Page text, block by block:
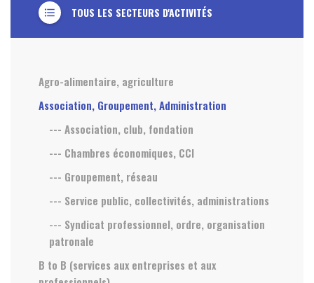
format_list_bulleted TOUS LES SECTEURS D'ACTIVITÉS
Agro-alimentaire, agriculture
Association, Groupement, Administration
--- Association, club, fondation
--- Chambres économiques, CCI
--- Groupement, réseau
--- Service public, collectivités, administrations
--- Syndicat professionnel, ordre, organisation
patronale
B to B (services aux entreprises et aux